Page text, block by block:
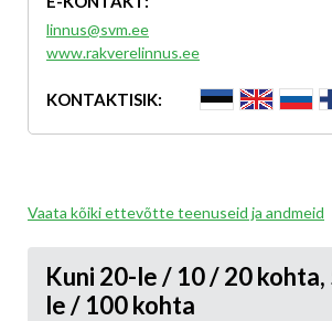
linnus@svm.ee
www.rakverelinnus.ee
KONTAKTISIK:
Vaata kõiki ettevõtte teenuseid ja andmeid
Kuni 20-le / 10 / 20
le / 100 kohta